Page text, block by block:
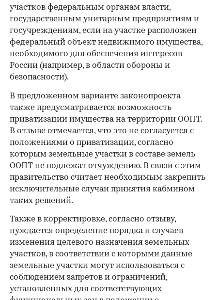
участков федеральным органам власти,
государственным унитарным предприятиям и
госучреждениям, если на участке расположен
федеральный объект недвижимого имущества,
необходимого для обеспечения интересов
России (например, в области обороны и
безопасности).
В предложенном варианте законопроекта
также предусматривается возможность
приватизации имущества на территории ООПТ.
В отзыве отмечается, что это не согласуется с
положениями о приватизации, согласно
которым земельные участки в составе земель
ООПТ не подлежат отчуждению. В связи с этим
правительство считает необходимым закрепить
исключительные случаи принятия кабмином
таких решений.
Также в корректировке, согласно отзыву,
нуждается определение порядка и случаев
изменения целевого назначения земельных
участков, в соответствии с которыми данные
земельные участки могут использоваться с
соблюдением запретов и ограничений,
установленных для соответствующих